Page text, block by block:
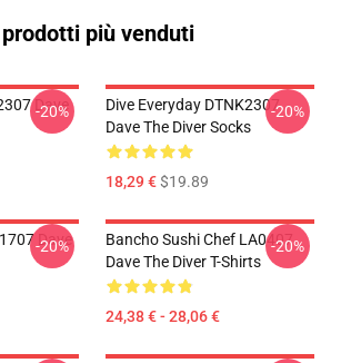
più venduti
Dave
-20%
Dive Everyday DTNK2307
Dave The Diver Socks
18,29 €$19.89
-20%
Dave
-20%
Bancho Sushi Chef LA0407
Dave The Diver T-Shirts
24,38 € - 28,06 €
-20%